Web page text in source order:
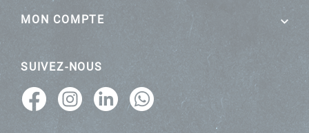
MON COMPTE
SUIVEZ-NOUS